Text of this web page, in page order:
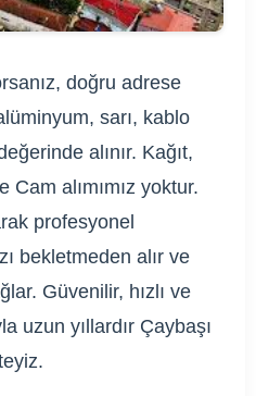
doğru adrese
sarı, kablo
alınır. Kağıt,
alımımız yoktur.
profesyonel
bekletmeden alır ve
Güvenilir, hızlı ve
uzun yıllardır Çaybaşı